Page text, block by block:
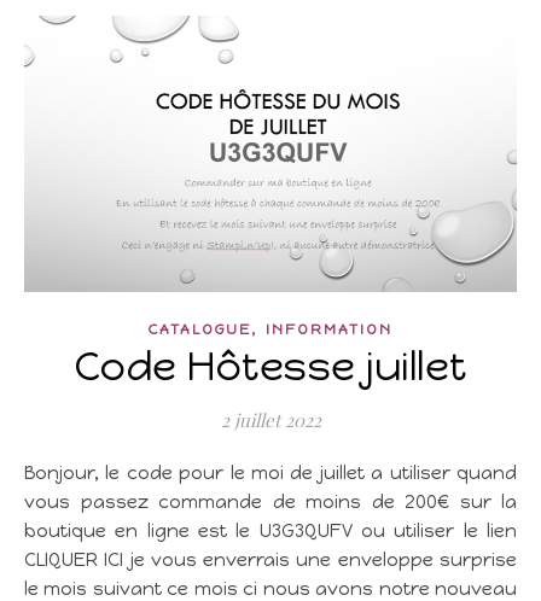
CATALOGUE, INFORMATION
Code Hôtesse juillet
2 juillet 2022
Bonjour, le code pour le moi de juillet a utiliser quand
vous passez commande de moins de 200€ sur la
boutique en ligne est le U3G3QUFV ou utiliser le lien
CLIQUER ICI je vous enverrais une enveloppe surprise
le mois suivant ce mois ci nous avons notre nouveau